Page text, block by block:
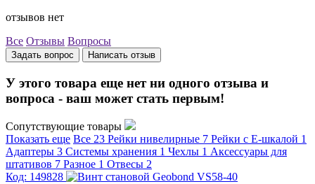
отзывов нет
Все Отзывы Вопросы
Задать вопрос Написать отзыв
У этого товара еще нет ни одного отзыва и
вопроса - ваш может стать первым!
Сопутствующие товары
Показать еще Все 23 Рейки нивелирные 7 Рейки с Е-шкалой 1
Адаптеры 3 Системы хранения 1 Чехлы 1 Аксессуары для
штативов 7 Разное 1 Отвесы 2
Код: 149828